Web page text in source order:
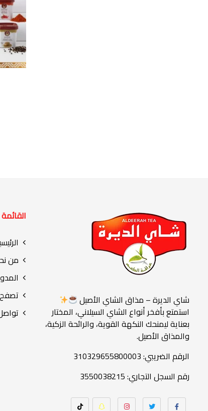
شاي الديرة – مذاق الشاي الأصيل
استمتع بأفخر أنواع الشاي السيلاني، المختار
بعناية ليمنحك النكهة القوية، والرائحة الزكية،
والمذاق الأصيل.
الرقم الضريبي: 310329655800003
رقم السجل التجاري: 3550038215
من